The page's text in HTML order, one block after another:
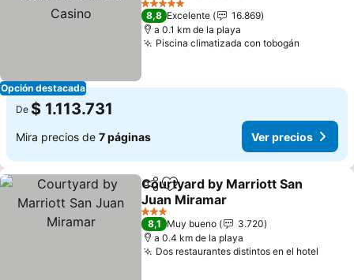
Opción destacada
5 Estrellas
8,8 Excelente
16.869
a 0.1 km de la playa
Piscina climatizada con tobogán
De $ 1.113.731
Mira precios de 7 páginas Ver precios
CompartirAgregar a favoritos
Courtyard by Marriott San
Juan Miramar
3 Estrellas
8,1 Muy bueno
3.720
a 0.4 km de la playa
Dos restaurantes distintos en el hotel